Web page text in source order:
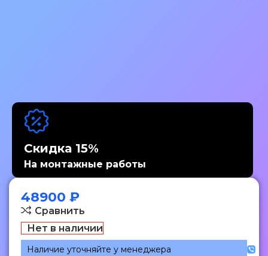
Скидка 15%
На монтажные работы
48900 ₽
Сравнить
Нет в наличии
Наличие уточняйте у менеджера